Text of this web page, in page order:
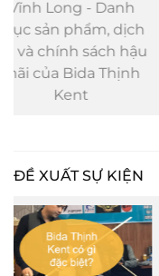
hậu
Tuyên
mục sản
vụ và
mãi của
ĐỀ XUẤT SỰ KIỆN